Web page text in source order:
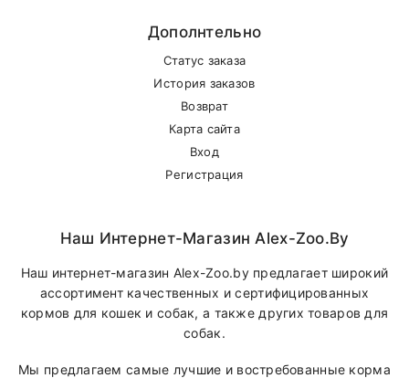
Дополнтельно
Статус заказа
История заказов
Возврат
Карта сайта
Вход
Регистрация
Наш Интернет-Магазин Alex-Zoo.by
Наш интернет-магазин Alex-Zoo.by предлагает широкий
ассортимент качественных и сертифицированных
кормов для кошек и собак, а также других товаров для
собак.
Мы предлагаем самые лучшие и востребованные корма